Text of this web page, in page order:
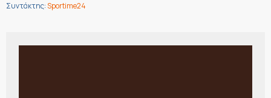
Συντάκτης:Sportime24